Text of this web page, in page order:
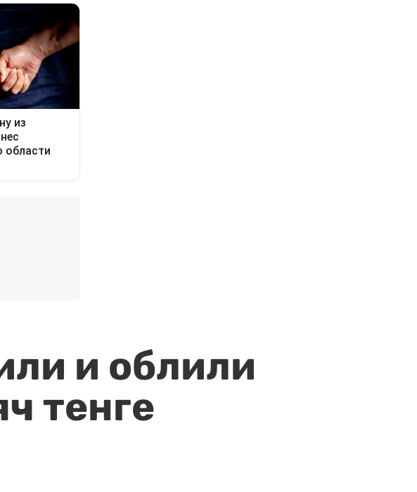
и облили
тенге